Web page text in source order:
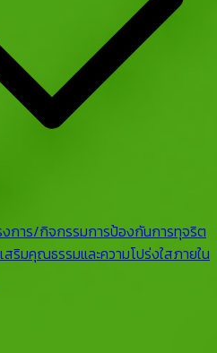
การ/กิจกรรมการป้องกันการทุจริต
สริมคุณธรรมและความโปร่งใสภายใน